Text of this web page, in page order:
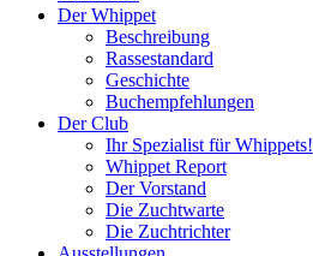
Der Whippet
Beschreibung
Rassestandard
Geschichte
Buchempfehlungen
Der Club
Ihr Spezialist für Whippets!
Whippet Report
Der Vorstand
Die Zuchtwarte
Die Zuchtrichter